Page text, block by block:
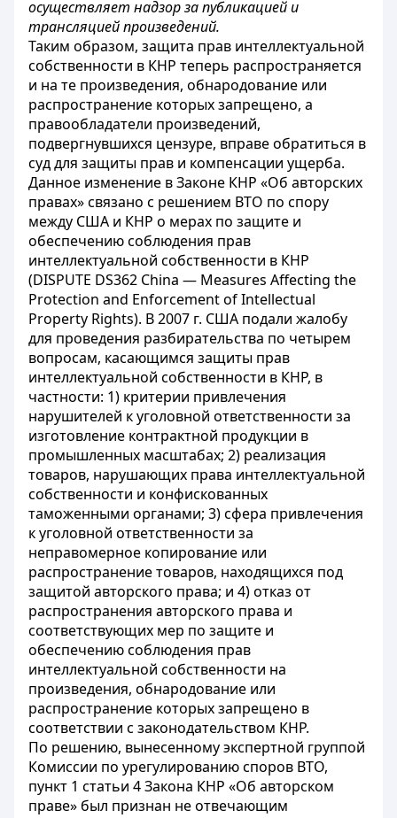
осуществляет надзор за публикацией и
трансляцией произведений.
Таким образом, защита прав интеллектуальной
собственности в КНР теперь распространяется
и на те произведения, обнародование или
распространение которых запрещено, а
правообладатели произведений,
подвергнувшихся цензуре, вправе обратиться в
суд для защиты прав и компенсации ущерба.
Данное изменение в Законе КНР «Об авторских
правах» связано с решением ВТО по спору
между США и КНР о мерах по защите и
обеспечению соблюдения прав
интеллектуальной собственности в КНР
(DISPUTE DS362 China — Measures Affecting the
Protection and Enforcement of Intellectual
Property Rights). В 2007 г. США подали жалобу
для проведения разбирательства по четырем
вопросам, касающимся защиты прав
интеллектуальной собственности в КНР, в
частности: 1) критерии привлечения
нарушителей к уголовной ответственности за
изготовление контрактной продукции в
промышленных масштабах; 2) реализация
товаров, нарушающих права интеллектуальной
собственности и конфискованных
таможенными органами; 3) сфера привлечения
к уголовной ответственности за
неправомерное копирование или
распространение товаров, находящихся под
защитой авторского права; и 4) отказ от
распространения авторского права и
соответствующих мер по защите и
обеспечению соблюдения прав
интеллектуальной собственности на
произведения, обнародование или
распространение которых запрещено в
соответствии с законодательством КНР.
По решению, вынесенному экспертной группой
Комиссии по урегулированию споров ВТО,
пункт 1 статьи 4 Закона КНР «Об авторском
праве» был признан не отвечающим